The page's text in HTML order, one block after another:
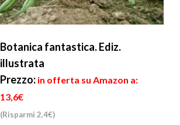
Botanica fantastica. Ediz.
illustrata
Prezzo: in offerta su Amazon a:
13,6€
(Risparmi 2,4€)